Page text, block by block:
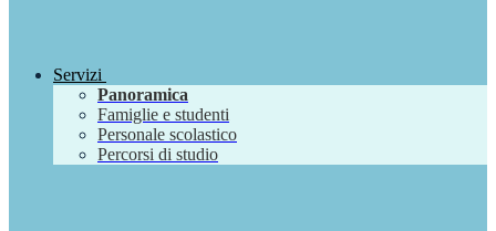
Servizi
Panoramica
Famiglie e studenti
Personale scolastico
Percorsi di studio